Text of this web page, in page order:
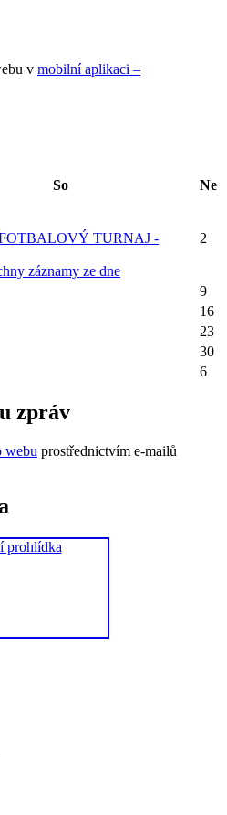
v mobilní aplikaci –
So Ne
TURNAJ -
záznamy ze dne
2
9
16
23
30
6
zpráv
webu prostřednictvím e-mailů